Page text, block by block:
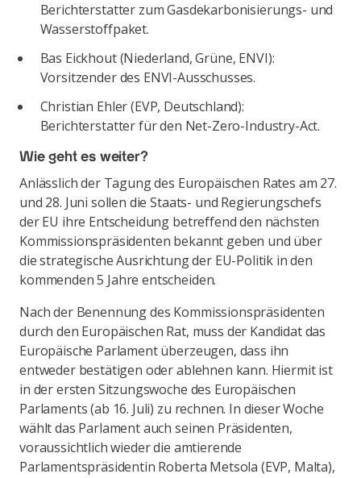
Berichterstatter zum Gasdekarbonisierungs- und
Wasserstoffpaket.
Bas Eickhout (Niederland, Grüne, ENVI):
Vorsitzender des ENVI-Ausschusses.
Christian Ehler (EVP, Deutschland):
Berichterstatter für den Net-Zero-Industry-Act.
Wie geht es weiter?
Anlässlich der Tagung des Europäischen Rates am 27.
und 28. Juni sollen die Staats- und Regierungschefs
der EU ihre Entscheidung betreffend den nächsten
Kommissionspräsidenten bekannt geben und über
die strategische Ausrichtung der EU-Politik in den
kommenden 5 Jahre entscheiden.
Nach der Benennung des Kommissionspräsidenten
durch den Europäischen Rat, muss der Kandidat das
Europäische Parlament überzeugen, dass ihn
entweder bestätigen oder ablehnen kann. Hiermit ist
in der ersten Sitzungswoche des Europäischen
Parlaments (ab 16. Juli) zu rechnen. In dieser Woche
wählt das Parlament auch seinen Präsidenten,
voraussichtlich wieder die amtierende
Parlamentspräsidentin Roberta Metsola (EVP, Malta),